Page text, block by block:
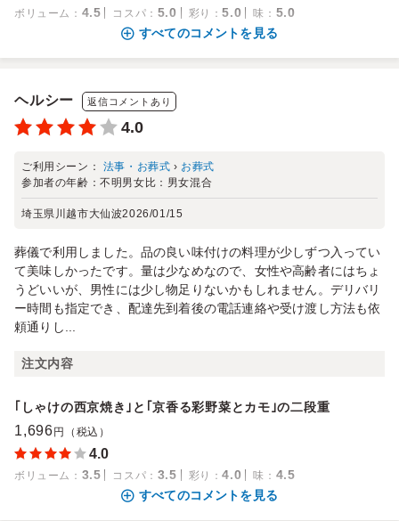
ボリューム ： 4.5 コスパ ： 5.0 彩り ：5.0 味 ： 5.0
すべてのコメントを見る
ヘルシー 返信コメントあり
4.0
ご利用シーン： 法事・お葬式 › お葬式
参加者の年齢：不明 男女比： 男女混合
埼玉県川越市大仙波2026/01/15
葬儀で利用しました。品の良い味付けの料理が少しずつ入ってい
て美味しかったです。量は少なめなので、女性や高齢者にはちょ
うどいいが、男性には少し物足りないかもしれません。デリバリ
ー時間も指定でき、配達先到着後の電話連絡や受け渡し方法も依
頼通りし...
注文内容
｢しゃけの西京焼き｣と｢京香る彩野菜とカモ｣の二段重
1,696 円（税込）
4.0
ボリューム ： 3.5 コスパ ： 3.5 彩り ：4.0 味 ： 4.5
すべてのコメントを見る